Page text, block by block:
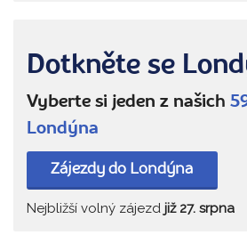
Dotkněte se
Vyberte si jeden z našich
Londýna
Zájezdy do Londýna
Nejbližší volný zájezd již 27. srpna